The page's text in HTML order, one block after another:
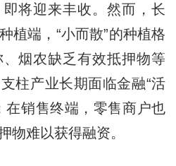
将迎来丰收。然而，长
植端，“小而散”的种植格
烟农缺乏有效抵押物等
柱产业长期面临金融“活
在销售终端，零售商户也
物难以获得融资。